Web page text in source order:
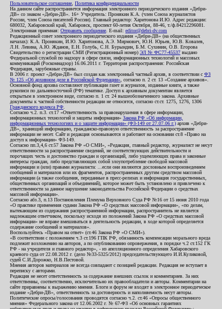
Пользовательское соглашение Политика конфиденциальности
На данном сайте распространяется информация электронного периодического издания «Дебри-
ДВ» со знаком «Дебри-ДВ». 16+ Учредитель: Пронякин К.А. (член Союза журналистов
России, член Союза писателей России). Главный редактор: Харитонова И.Ю. Адрес редакции:
680032, Хабаровский край, Хабаровск, проспект 60-летия Октября, 88-46, т./ф.84212296081.
Электронная приемная: Отправить сообщение . E-mail: editor@debri-dv.com
Редакционный совет электронного периодического издания «Дебри-ДВ» (на общественных
началах): К.А. Пронякин, И.Ю. Харитонова, А.Э. Мирмович, Ю.Н. Юрьев, Ю.В. Ковалев,
Л.Н. Левина, А.Ю. Жданов, Е.Н. Голубь, С.Н. Бурындин, Б.М. Сухинин, О.В. Егорова
Свидетельство о регистрации СМИ (Регистрационный номер) ЭЛ № ФС77-45537 выдано
Федеральной службой по надзору в сфере связи, информационных технологий и массовых
коммуникаций (Роскомнадзор) 16.06.2011 г. Территория распространения: Российская
Федерация, зарубежные страны.
В 2006 г. проект «Дебри-ДВ» был создан как электронный частный архив, в соответствии с ФЗ
№ 125 «Об архивном деле в Российской Федерации» , согласно п. 2 ст. 13 «Создание архивов».
Основной фонд архива составляют публикации газет и журналов, изданные книги, а также
рукописи по дальневосточной (РФ) тематике. Доступ к архивным документам является
открытым в электронном виде, согласно п. 1 ст. 24 вышеобозначенного закона. Архивные
документы к частной собственности редакции не относятся, согласно ст.ст. 1275, 1276, 1306
Гражданского кодекса РФ
Согласно ч.2. п.3. ст.17 «Ответственность за правонарушения в сфере информации,
информационных технологий и защиты информации» Закона РФ «Об информации,
информационных технологиях и о защите информации» (ФЗ-149 от 27.07.06 г.) архив «Дебри-
ДВ», хранящий информацию, гражданско-правовую ответственность за распространение
информации не несет. Сайт и редакция основываются и работают на основании ст.8 «Право на
доступ к информации» ФЗ-149.
Согласно пп.3,4,6 ст.57 Закона РФ «О СМИ», «Редакция, главный редактор, журналист не несут
ответственности за распространение сведений, не соответствующих действительности и
порочащих честь и достоинство граждан и организаций, либо ущемляющих права и законные
интересы граждан, либо представляющих собой злоупотребление свободой массовой
информации и (или) правами журналиста: ...если они являются дословным воспроизведением
сообщений и материалов или их фрагментов, распространенных другим средством массовой
информации (а также сообщения, переданные в пресс-релизах и информация государственных,
общественных организаций и объединений), которое может быть установлено и привлечено к
ответственности за данное нарушение законодательства Российской Федерации о средствах
массовой информации».
Согласно абз.3, п.13 Постановления Пленума Верховного Суда РФ №16 от 15 июня 2010 года
«О практике применения судами Закона РФ «О средствах массовой информации», «по делам,
вытекающим из содержания распространенной информации, распространитель не является
надлежащим ответчиком, поскольку исходя из положений Закона РФ «О средствах массовой
информации» не вправе вмешиваться в деятельность редакции, в ходе которой определяется
содержание сообщений и материалов».
Воспользуйтесь «Правом на ответ» (ст.46 Закона РФ «О СМИ»).
«В соответствии с положением ч.3 ст.196 ГПК РФ, обязанность компенсации морального вреда
подлежит возложению на авторов, а по опубликованию опровержения, в порядке ч.2 ст.152 ГК
РФ - на учредителя и главного редактор», - из апелляционного определения Хабаровского
краевого суда от 22.08.2012 г. (дело №33-5325/2012) председательствующего И.И.Куликовой,
судей С.И.Дорожко, Н.В.Пестовой.
Мнения авторов материалов не всегда совпадают с позицией редакции. Редакция не вступает в
переписку с авторами.
Редакция не несет ответственность за содержание внешних ссылок и комментариев. За них
ответственны, соответственно, исключительно их правообладатели и авторы. Комментарии на
сайте приравнены к выражению мнения. Блоги и форум не входят в электронное периодическое
издание «Дебри-ДВ», ответственность за достоверность и наполняемость несут авторы.
Политические опросы/голосования проводятся согласно ч.2. ст.46 «Опросы общественного
мнения» Федерального закона от 12.06.2002 г. № 67-ФЗ «Об основных гарантиях